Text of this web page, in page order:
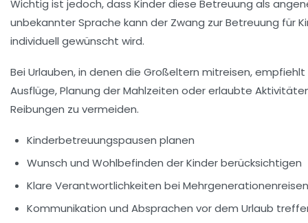
Wichtig ist jedoch, dass Kinder diese Betreuung als
unbekannter Sprache kann der Zwang zur Betreuung für
individuell gewünscht wird.
Bei Urlauben, in denen die Großeltern mitreisen,
Ausflüge, Planung der Mahlzeiten oder erlaubte
Reibungen zu vermeiden.
Kinderbetreuungspausen planen
Wunsch und Wohlbefinden der Kinder berücksichtigen
Klare Verantwortlichkeiten bei
Kommunikation und Absprachen vor dem Urlaub